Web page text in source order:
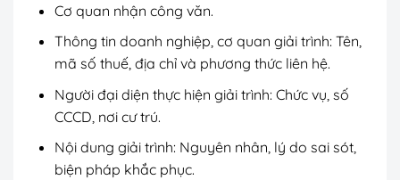
Cơ quan nhận công văn.
Thông tin doanh nghiệp, cơ quan giải trình: Tên,
mã số thuế, địa chỉ và phương thức liên hệ.
Người đại diện thực hiện giải trình: Chức vụ, số
CCCD, nơi cư trú.
Nội dung giải trình: Nguyên nhân, lý do sai sót,
biện pháp khắc phục.